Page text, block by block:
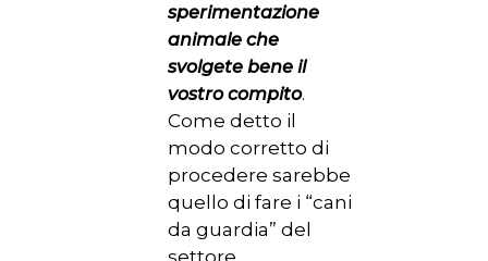
sperimentazione
animale che
svolgete bene il
vostro compito.
Come detto il
modo corretto di
procedere sarebbe
quello di fare i “cani
da guardia” del
settore,